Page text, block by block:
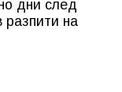
дни след
разпити на